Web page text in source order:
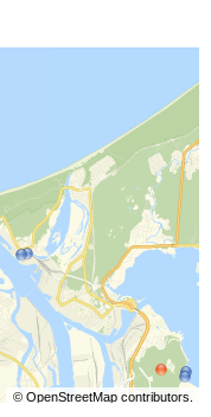
© OpenStreetMapcontributors.